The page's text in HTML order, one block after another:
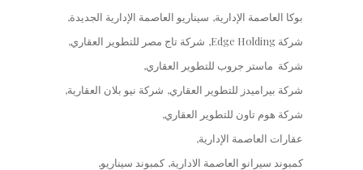
بوكا العاصمة الإدارية سيناريو العاصمة الإدارية الجديدة
شركة Edge Holding
شركة تاج مصر للتطوير العقاري
شركة ماستر جروب للتطوير العقاري
شركة بيراميدز للتطوير العقاري شركة نيو بلان العقارية
شركة هوم تاون للتطوير العقاري
عقارات العاصمة الإدارية
كمبوند سيرانو العاصمة الادارية كمبوند سيناريو